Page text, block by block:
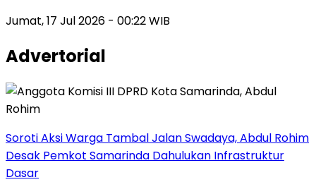
Jumat, 17 Jul 2026 - 00:22 WIB
Advertorial
Soroti Aksi Warga Tambal Jalan Swadaya, Abdul Rohim
Desak Pemkot Samarinda Dahulukan Infrastruktur
Dasar